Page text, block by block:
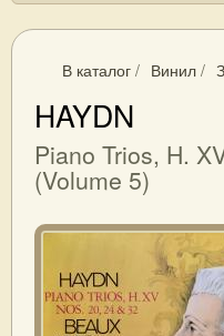
В каталог / Винил /
HAYDN
Piano Trios, H.
(Volume 5)